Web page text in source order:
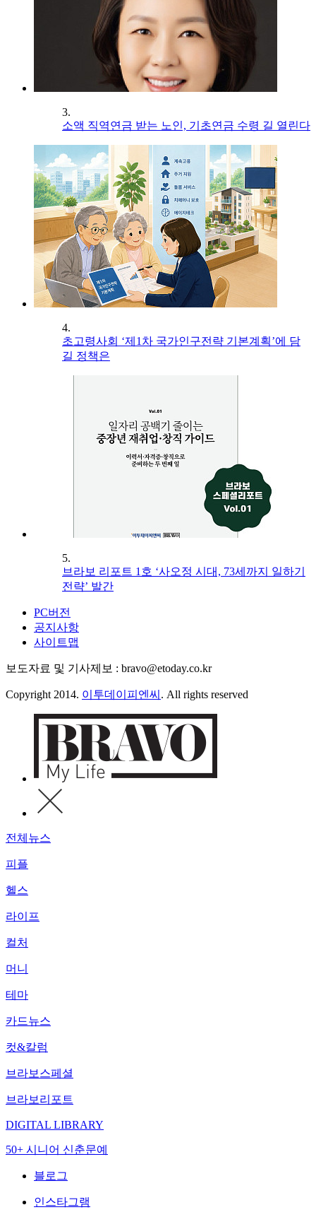
3.
소액 직역연금 받는 노인, 기초연금 수령 길 열린다
4.
초고령사회 ‘제1차 국가인구전략 기본계획’에 담
길 정책은
5.
브라보 리포트 1호 ‘사오정 시대, 73세까지 일하기
전략’ 발간
PC버전
공지사항
사이트맵
보도자료 및 기사제보 : bravo@etoday.co.kr
Copyright 2014. 이투데이피엔씨 . All rights reserved
전체뉴스
피플
헬스
라이프
컬처
머니
테마
카드뉴스
컷&칼럼
브라보스페셜
브라보리포트
DIGITAL LIBRARY
50+ 시니어 신춘문예
블로그
인스타그램